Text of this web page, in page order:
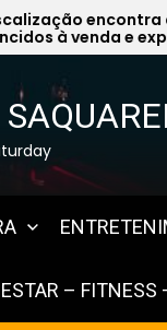
– FITNESS